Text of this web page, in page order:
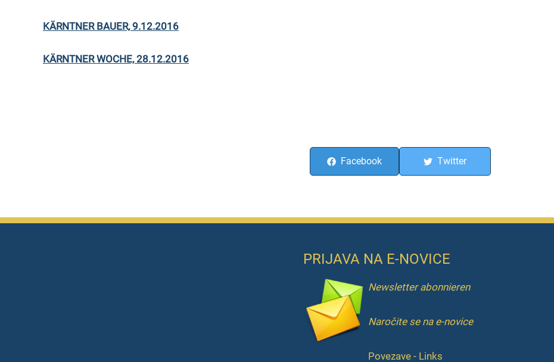
KÄRNTNER BAUER, 9.12.2016
KÄRNTNER WOCHE, 28.12.2016
Facebook Twitter
PRIJAVA NA E-NOVICE
Newsletter abonnieren
Naročite se na e-novice
Povezave - Links